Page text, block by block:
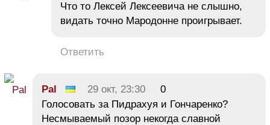
Что то Лексей Лексеевича не слышно,
видать точно Мародонне проигрывает.
Ответить
Pal 29 окт, 23:30
0
Голосовать за Пидрахуя и Гончаренко?
Несмываемый позор некогда славной